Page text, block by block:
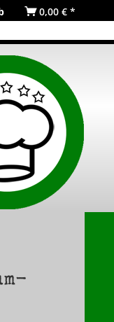
0,00 € *